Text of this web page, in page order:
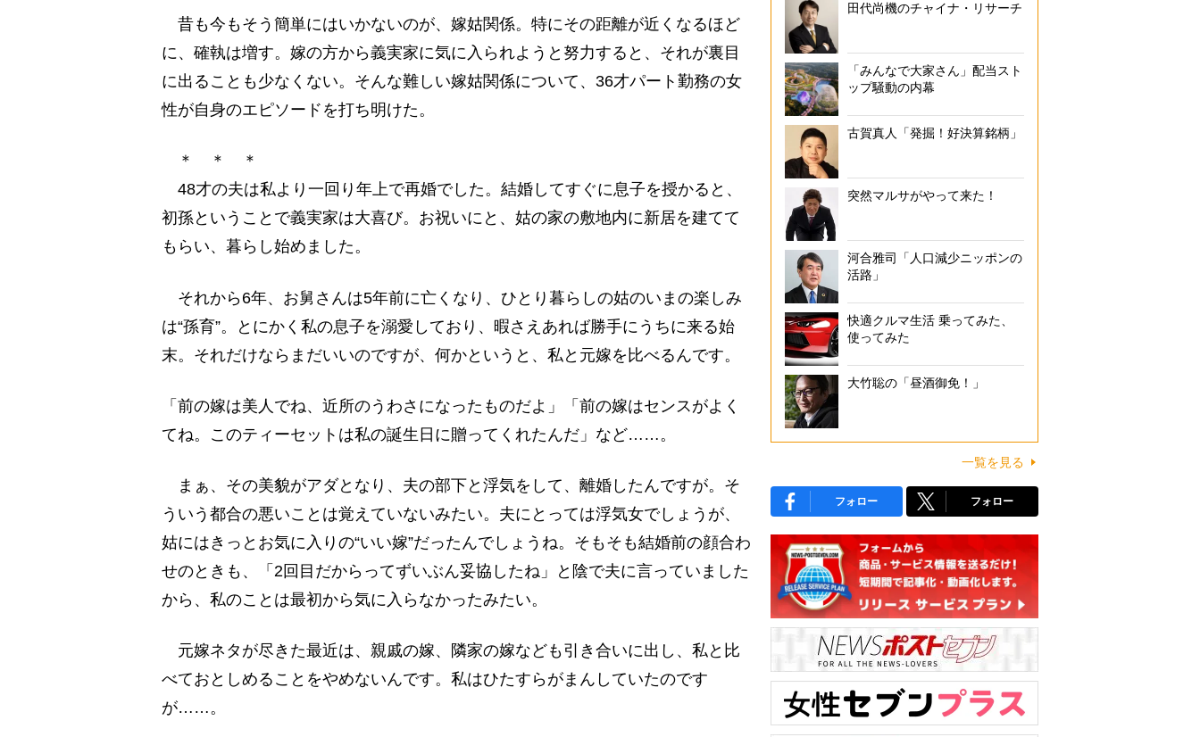
昔も今もそう簡単にはいかないのが、嫁姑関係。特にその距離が近くなるほど
に、確執は増す。嫁の方から義実家に気に入られようと努力すると、それが裏目
に出ることも少なくない。そんな難しい嫁姑関係について、36才パート勤務の女
性が自身のエピソードを打ち明けた。
＊ ＊ ＊
48才の夫は私より一回り年上で再婚でした。結婚してすぐに息子を授かると、
初孫ということで義実家は大喜び。お祝いにと、姑の家の敷地内に新居を建てて
もらい、暮らし始めました。
それから6年、お舅さんは5年前に亡くなり、ひとり暮らしの姑のいまの楽しみ
は“孫育”。とにかく私の息子を溺愛しており、暇さえあれば勝手にうちに来る始
末。それだけならまだいいのですが、何かというと、私と元嫁を比べるんです。
「前の嫁は美人でね、近所のうわさになったものだよ」「前の嫁はセンスがよく
てね。このティーセットは私の誕生日に贈ってくれたんだ」など……。
まぁ、その美貌がアダとなり、夫の部下と浮気をして、離婚したんですが。そ
ういう都合の悪いことは覚えていないみたい。夫にとっては浮気女でしょうが、
姑にはきっとお気に入りの“いい嫁”だったんでしょうね。そもそも結婚前の顔合わ
せのときも、「2回目だからってずいぶん妥協したね」と陰で夫に言っていました
から、私のことは最初から気に入らなかったみたい。
元嫁ネタが尽きた最近は、親戚の嫁、隣家の嫁なども引き合いに出し、私と比
べておとしめることをやめないんです。私はひたすらがまんしていたのです
が……。
田代尚機のチャイナ・リサーチ
「みんなで大家さん」配当スト
ップ騒動の内幕
古賀真人「発掘！好決算銘柄」
突然マルサがやって来た！
河合雅司「人口減少ニッポンの
活路」
快適クルマ生活 乗ってみた、
使ってみた
大竹聡の「昼酒御免！」
一覧を見る
フォロー フォロー